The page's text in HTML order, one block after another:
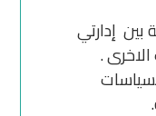
بين إدارتي
الاخرى .